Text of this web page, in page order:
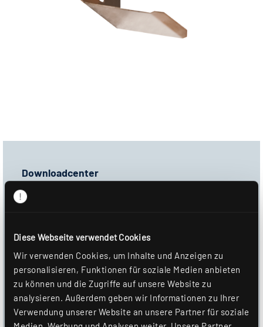
Diese Webseite verwendet Cookies
Wir verwenden Cookies, um Inhalte und Anzeigen zu
personalisieren, Funktionen für soziale Medien anbieten
zu können und die Zugriffe auf unsere Website zu
analysieren. Außerdem geben wir Informationen zu Ihrer
Verwendung unserer Website an unsere Partner für soziale
Downloadcenter
GAEB-X81
Produktbild
Datenblatt
DOWNLOAD